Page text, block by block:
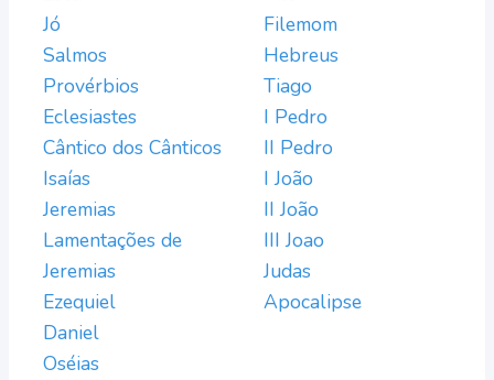
Jó
Salmos
Provérbios
Eclesiastes
Cântico dos Cânticos
Isaías
Jeremias
Lamentações de
Jeremias
Ezequiel
Daniel
Oséias
Filemom
Hebreus
Tiago
I Pedro
II Pedro
I João
II João
III Joao
Judas
Apocalipse